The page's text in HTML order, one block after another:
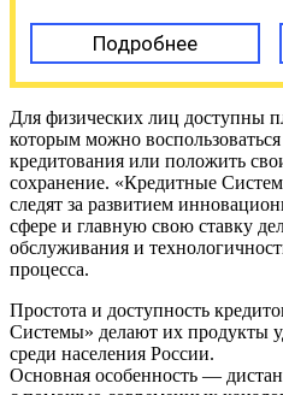
Подробнее
Для физических лиц доступны
которым можно
кредитования или положить
сохранение. «Кредитные
следят за развитием
сфере и главную свою ставку
обслуживания и
процесса.
Простота и доступность
Системы» делают их продукты
среди населения России.
Основная особенность —